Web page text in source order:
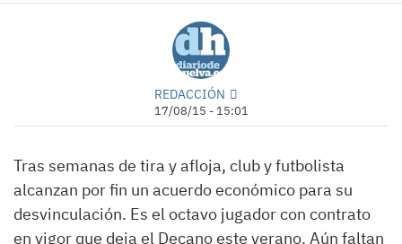
REDACCIÓN
17/08/15 - 15:01
Tras semanas de tira y afloja, club y futbolista
alcanzan por fin un acuerdo económico para su
desvinculación. Es el octavo jugador con contrato
en vigor que deja el Decano este verano. Aún faltan